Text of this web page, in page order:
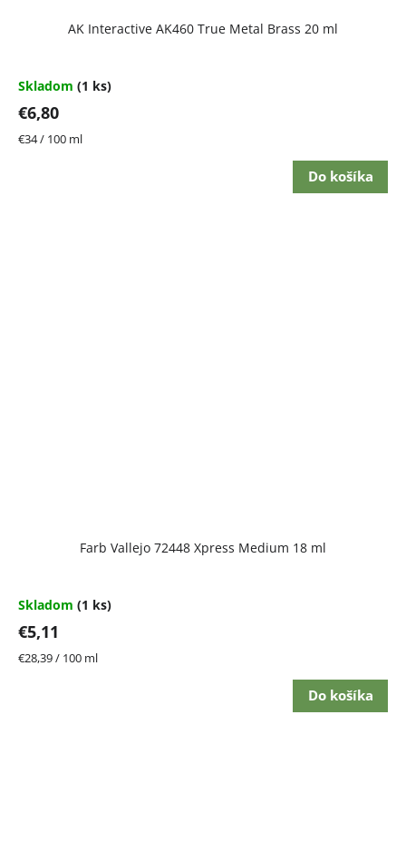
AK Interactive AK460 True Metal Brass 20 ml
Skladom (1 ks)
€6,80
Jednotková
€34 / 100 ml
Do košíka
Farb Vallejo 72448 Xpress Medium 18 ml
Skladom (1 ks)
€5,11
Jednotková
€28,39 / 100 ml
Do košíka